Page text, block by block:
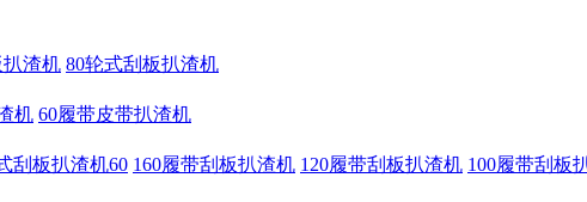
扒渣机 80轮式刮板扒渣机
机 60履带皮带扒渣机
刮板扒渣机60 160履带刮板扒渣机 120履带刮板扒渣机 100履带刮板